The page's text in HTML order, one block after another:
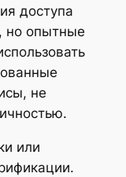
доступа
но опытные
не
или